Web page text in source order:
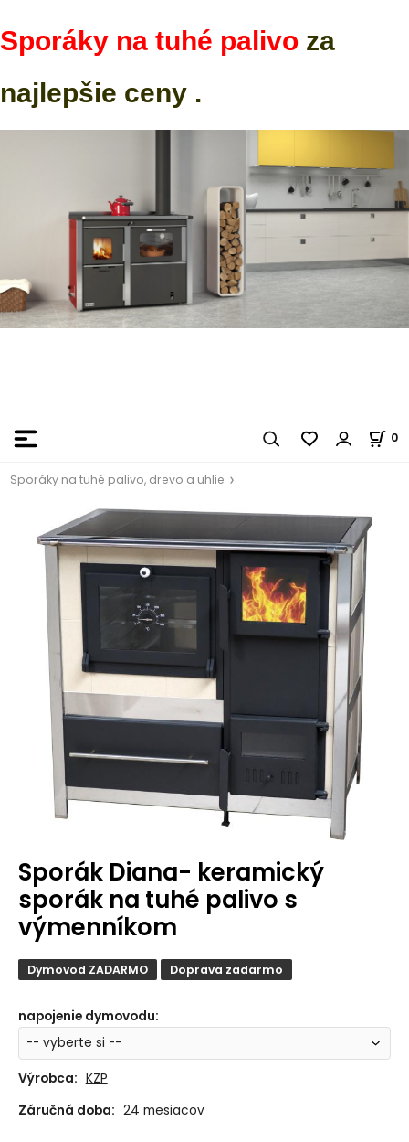
Sporáky na tuhé palivo za
najlepšie ceny .
0
Sporáky na tuhé palivo, drevo a uhlie
Sporák Diana- keramický
sporák na tuhé palivo s
výmenníkom
Dymovod ZADARMO Doprava zadarmo
napojenie dymovodu:
Výrobca: KZP
Záručná doba: 24 mesiacov